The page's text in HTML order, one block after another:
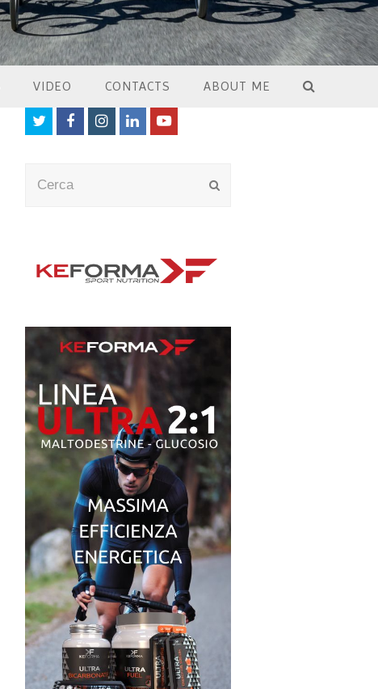
VIDEO CONTACTS ABOUT ME
TwitterFacebookInstagram
LinkedInYoutube